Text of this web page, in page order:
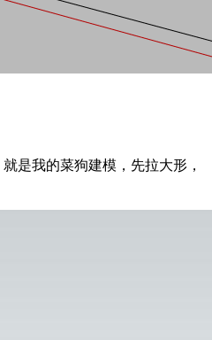
是我的菜狗建模，先拉大形，